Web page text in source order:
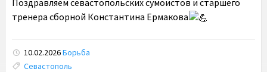
Поздравляем севастопольских сумоистов и старшего
тренера сборной Константина Ермакова
10.02.2026Борьба
Tags:
Севастополь